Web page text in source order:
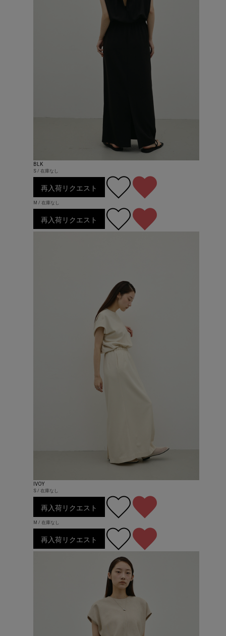
BLK
S / 在庫なし
再入荷リクエスト
M / 在庫なし
再入荷リクエスト
IVOY
S / 在庫なし
再入荷リクエスト
M / 在庫なし
再入荷リクエスト